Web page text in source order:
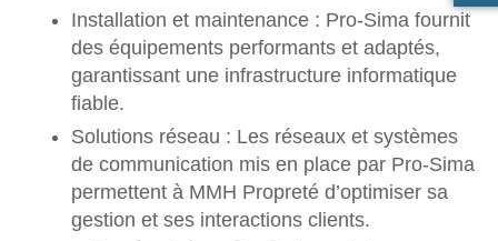
Installation et maintenance : Pro-Sima fournit
des équipements performants et adaptés,
garantissant une infrastructure informatique
fiable.
Solutions réseau : Les réseaux et systèmes
de communication mis en place par Pro-Sima
permettent à MMH Propreté d’optimiser sa
gestion et ses interactions clients.